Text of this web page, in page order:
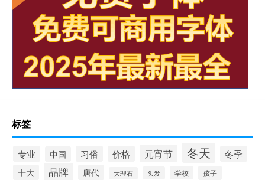
标签
专业 中国 习俗 价格 元宵节 冬天 冬季
十大 品牌 唐代 大理石 头发 学校 孩子